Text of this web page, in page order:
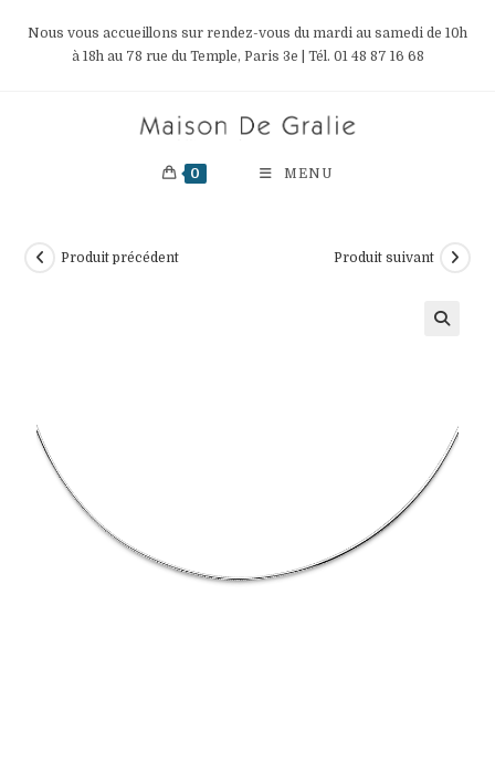
Nous vous accueillons sur rendez-vous du mardi au samedi de 10h
à 18h au 78 rue du Temple, Paris 3e | Tél. 01 48 87 16 68
0 MENU
Produit précédent Produit suivant